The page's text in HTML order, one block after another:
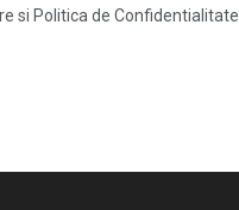
si Politica de Confidentialitate.